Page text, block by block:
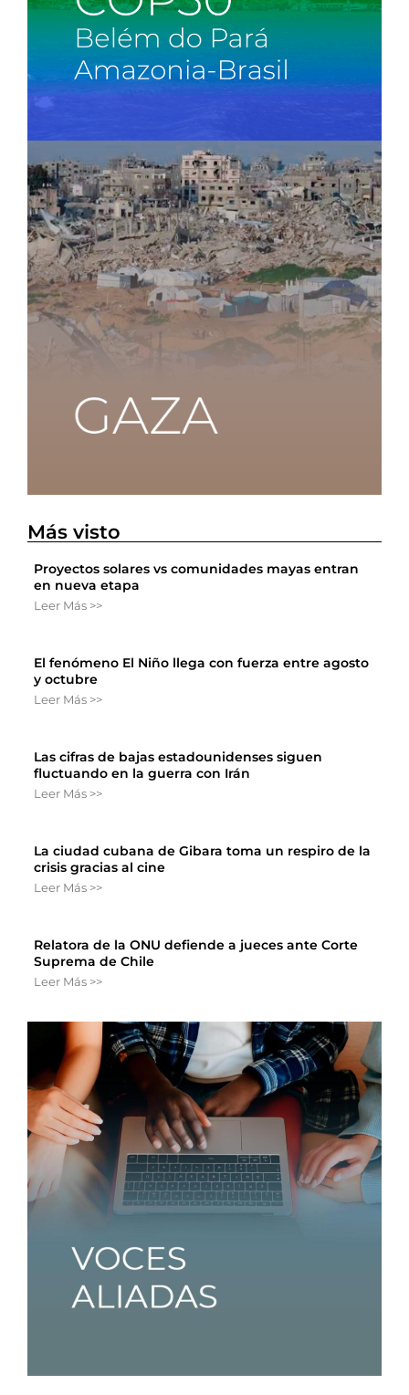
Más visto
Proyectos solares vs comunidades mayas entran
en nueva etapa
Leer Más >>
El fenómeno El Niño llega con fuerza entre agosto
y octubre
Leer Más >>
Las cifras de bajas estadounidenses siguen
fluctuando en la guerra con Irán
Leer Más >>
La ciudad cubana de Gibara toma un respiro de la
crisis gracias al cine
Leer Más >>
Relatora de la ONU defiende a jueces ante Corte
Suprema de Chile
Leer Más >>